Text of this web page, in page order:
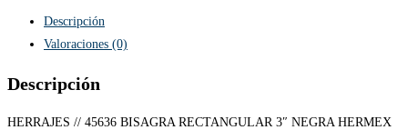
Descripción
Valoraciones (0)
Descripción
HERRAJES // 45636 BISAGRA RECTANGULAR 3″ NEGRA HERMEX